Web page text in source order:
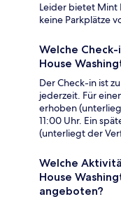
Leider bietet Mint
keine Parkplätze
Welche
House
Der Check-in ist
jederzeit. Für
erhoben
11:00 Uhr. Ein
(unterliegt der
Welche
House
angeboten?